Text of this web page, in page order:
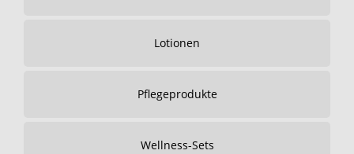
Lotionen
Pflegeprodukte
Wellness-Sets